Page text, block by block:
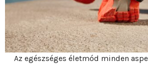
Az egészséges életmód minden